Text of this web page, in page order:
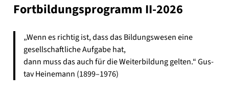
Fort­bil­dungs­pro­gramm II-2026
„Wenn es rich­tig ist, dass das Bil­dungs­we­sen eine
gesell­schaft­li­che Auf­ga­be hat,
dann muss das auch für die Wei­ter­bil­dung gel­ten.“ Gus­
tav Hei­ne­mann (1899–1976)